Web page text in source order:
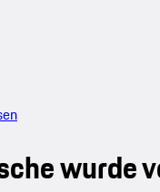
wurde